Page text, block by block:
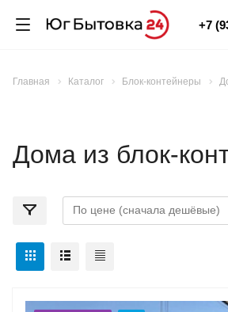
+7
Главная Каталог Блок-контейнеры
Дома из блок-